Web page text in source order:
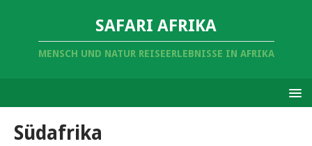
SAFARI AFRIKA
MENSCH UND NATUR REISEERLEBNISSE IN AFRIKA
Südafrika